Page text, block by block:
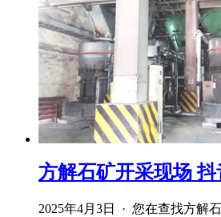
方解石矿开采现场 抖
2025年4月3日 · 您在查找方解